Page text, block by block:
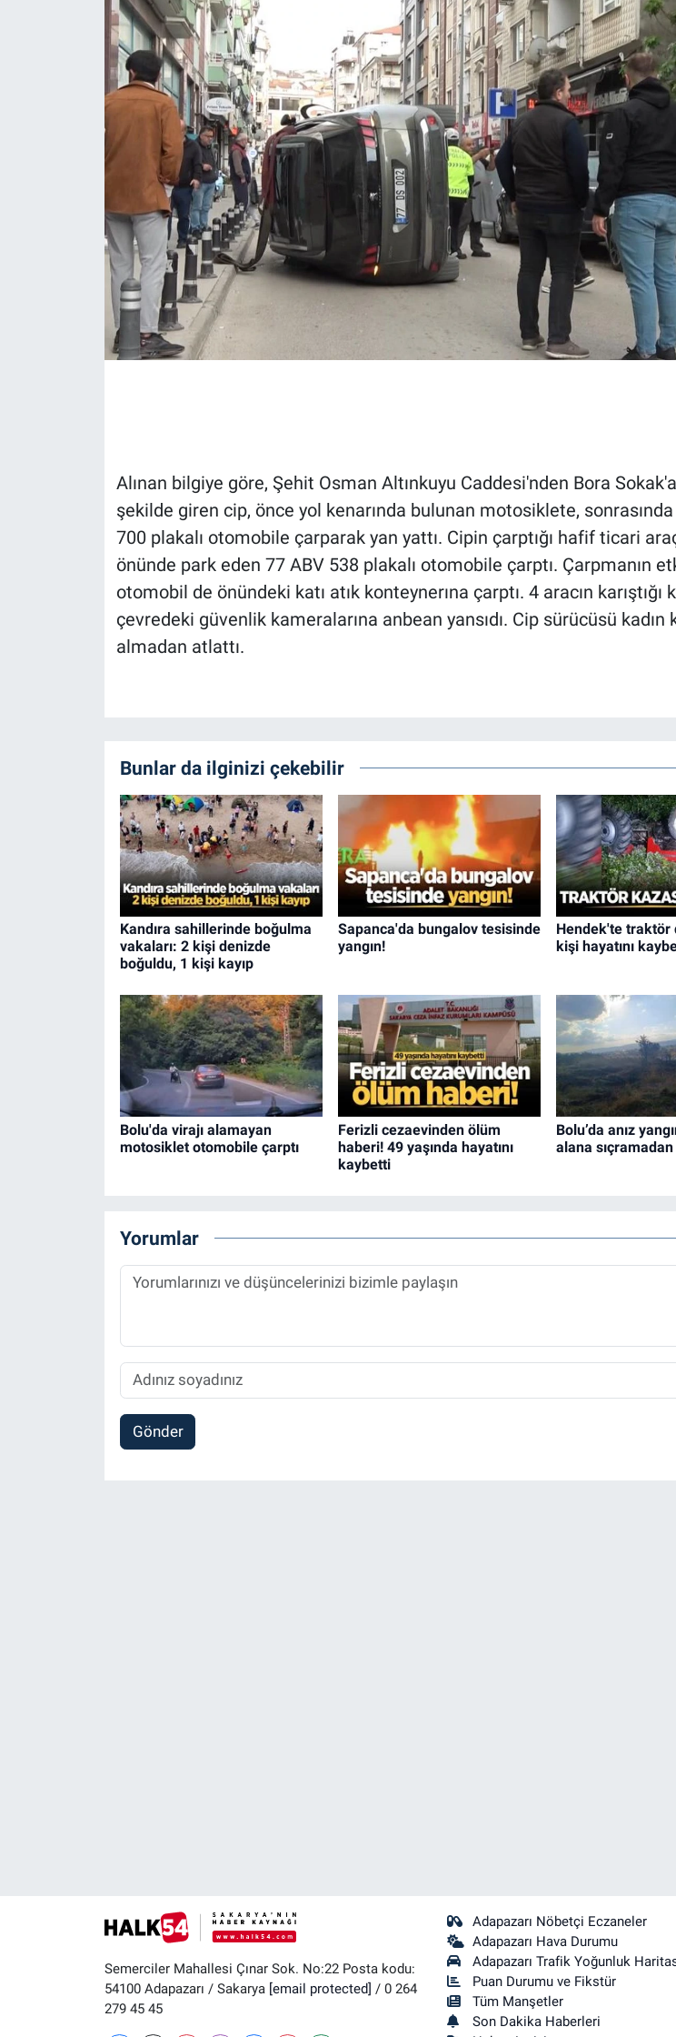
Alınan bilgiye göre, Şehit Osman Altınkuyu Caddesi'nden Bora Sokak'a
şekilde giren cip, önce yol kenarında bulunan motosiklete,
700 plakalı otomobile çarparak yan yattı. Cipin çarptığı hafif ticari
önünde park eden 77 ABV 538 plakalı otomobile çarptı. Çarpmanın
otomobil de önündeki katı atık konteynerına çarptı. 4 aracın karıştığı
çevredeki güvenlik kameralarına anbean yansıdı. Cip sürücüsü kadın
almadan atlattı.
Bunlar da ilginizi çekebilir
Kandıra sahillerinde boğulma
vakaları: 2 kişi denizde
boğuldu, 1 kişi kayıp
Sapanca'da bungalov tesisinde
yangın!
Hendek'te traktör
kişi hayatını
Bolu'da virajı alamayan
motosiklet otomobile çarptı
Ferizli cezaevinden ölüm
haberi! 49 yaşında hayatını
kaybetti
Bolu’da anız
alana
Yorumlar
Gönder
Semerciler Mahallesi Çınar Sok. No:22 Posta kodu:
54100 Adapazarı / Sakarya [email protected] / 0 264
279 45 45
Adapazarı Nöbetçi Eczaneler
Adapazarı Hava Durumu
Adapazarı Trafik Yoğunluk
Puan Durumu ve Fikstür
Tüm Manşetler
Son Dakika Haberleri
MAGAZİN
ÖZEL HABER
HALK54 PANORAMA